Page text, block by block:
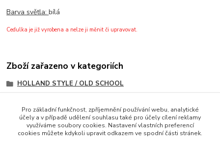
Barva světla:bílá
Cedulka je již vyrobena a nelze ji měnit či upravovat.
Zboží zařazeno v kategoriích
HOLLAND STYLE / OLD SCHOOL
SVÍTÍCÍ CEDULKY
PLASTOVÉ - SVÍTÍCÍ LED
Pro základní funkčnost, zpříjemnění používání webu, analytické
účely a v případě udělení souhlasu také pro účely cílení reklamy
využíváme soubory cookies. Nastavení vlastních preferencí
cookies můžete kdykoli upravit odkazem ve spodní části stránek.